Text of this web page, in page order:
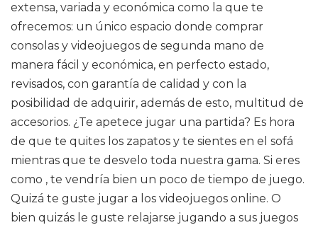
extensa, variada y económica como la que te
ofrecemos: un único espacio donde comprar
consolas y videojuegos de segunda mano de
manera fácil y económica, en perfecto estado,
revisados, con garantía de calidad y con la
posibilidad de adquirir, además de esto, multitud de
accesorios. ¿Te apetece jugar una partida? Es hora
de que te quites los zapatos y te sientes en el sofá
mientras que te desvelo toda nuestra gama. Si eres
como , te vendría bien un poco de tiempo de juego.
Quizá te guste jugar a los videojuegos online. O
bien quizás le guste relajarse jugando a sus juegos